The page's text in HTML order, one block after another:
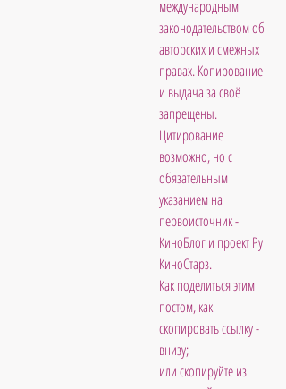
международным
законодательством об
авторских и смежных
правах. Копирование
и выдача за своё
запрещены.
Цитирование
возможно, но с
обязательным
указанием на
первоисточник -
КиноБлог и проект Ру
КиноСтарз.
Как поделиться этим
постом, как
скопировать ссылку -
внизу;
или скопируйте из